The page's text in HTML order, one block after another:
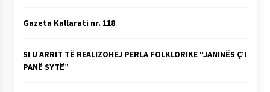
Gazeta Kallarati nr. 118
SI U ARRIT TË REALIZOHEJ PERLA FOLKLORIKE “JANINËS Ç’I
PANË SYTË”